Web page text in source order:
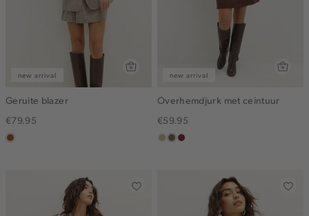
new arrival
Geruite blazer
€79.95
bruin
new arrival
Overhemdjurk met ceintuur
€59.95
lichtzand
middenbruin
bordeaux